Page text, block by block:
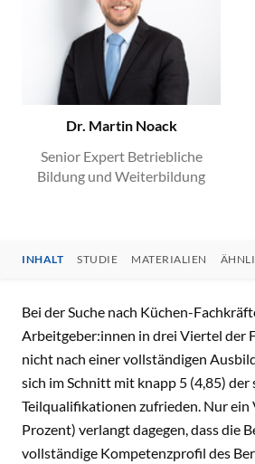
Dr. Martin Noack
Senior Expert Betriebliche
Bildung und Weiterbildung
INHALT STUDIE MATERIALIEN
INHALT
Bei der Suche nach Küchen-
Arbeitgeber:innen in drei Viertel der
nicht nach einer vollständigen
sich im Schnitt mit knapp 5 (4,85) der
Teilqualifikationen zufrieden. Nur ein
Prozent) verlangt dagegen, dass die
vollständige Kompetenzprofil des